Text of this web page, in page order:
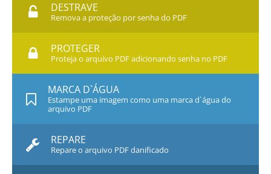
DESTRAVE
Remova a proteção por senha do PDF
PROTEGER
Proteja o arquivo PDF adicionando senha no PDF
MARCA D`ÁGUA
Estampe uma imagem como uma marca d`água do
arquivo PDF
REPARE
Repare o arquivo PDF danificado